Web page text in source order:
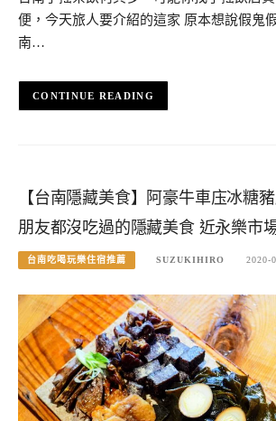
便，今天旅人要介紹的這家 原本想說假鬼
南…
CONTINUE READING
【台南隱藏美食】阿豪牛車庒冰糖
朋友都沒吃過的隱藏美食 近永樂市
台南吃喝玩樂住宿推薦 SUZUKIHIRO 2020-